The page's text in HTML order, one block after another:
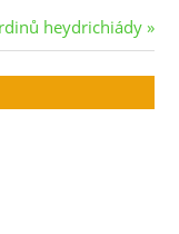
heydrichiády